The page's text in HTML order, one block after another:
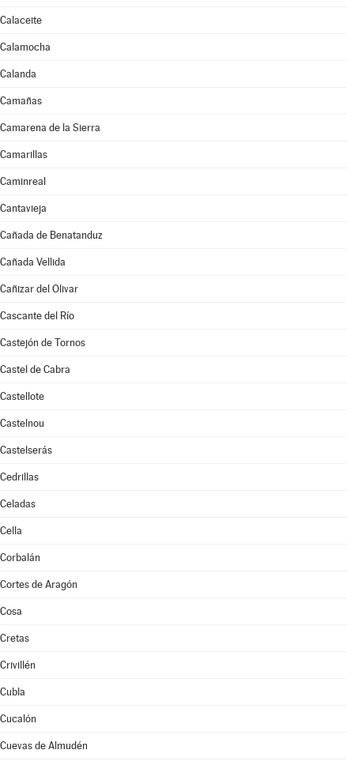
Calaceite
Calamocha
Calanda
Camañas
Camarena de la Sierra
Camarillas
Caminreal
Cantavieja
Cañada de Benatanduz
Cañada Vellida
Cañizar del Olivar
Cascante del Río
Castejón de Tornos
Castel de Cabra
Castellote
Castelnou
Castelserás
Cedrillas
Celadas
Cella
Corbalán
Cortes de Aragón
Cosa
Cretas
Crivillén
Cubla
Cucalón
Cuevas de Almudén